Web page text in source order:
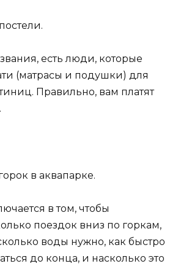
есть люди, которые
(матрасы и подушки) для
Правильно, вам платят
в аквапарке.
в том, чтобы
поездок вниз по горкам,
воды нужно, как быстро
до конца, и насколько это